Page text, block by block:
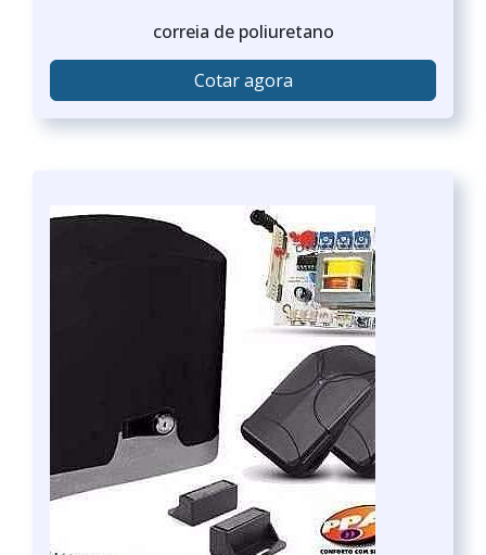
correia de poliuretano
Cotar agora